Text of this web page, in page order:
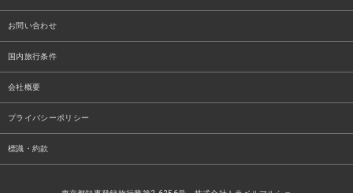
お問い合わせ
国内旅行条件
会社概要
プライバシーポリシー
標識・約款